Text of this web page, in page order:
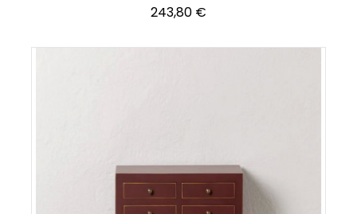
Precio
243,80 €